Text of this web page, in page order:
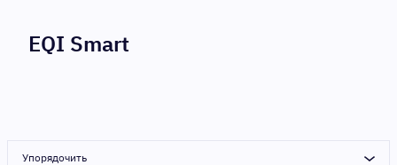
EQI Smart
Упорядочить